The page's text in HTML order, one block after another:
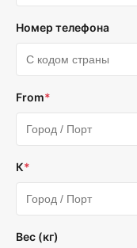
Номер телефона
From*
К*
Вес (кг)